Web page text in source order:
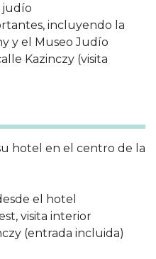
judío
incluyendo la
y el Museo Judío
Kazinczy (visita
hotel en el centro de la
el hotel
visita interior
(entrada incluida)